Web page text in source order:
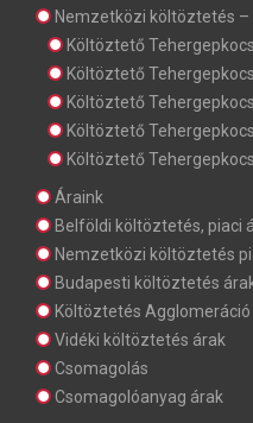
Nemzetközi költöztetés
Költöztető
Költöztető
Költöztető
Költöztető
Költöztető
Áraink
Belföldi költöztetés, piaci
Nemzetközi költöztetés
Budapesti költöztetés
Költöztetés Agglomeráció
Vidéki költöztetés árak
Csomagolás
Csomagolóanyag árak